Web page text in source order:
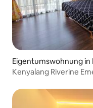
Eigentumswohnung in
Kenyalang Riverine